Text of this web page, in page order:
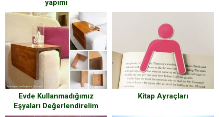
yapımı
Evde Kullanmadığımız
Eşyaları Değerlendirelim
Kitap Ayraçları